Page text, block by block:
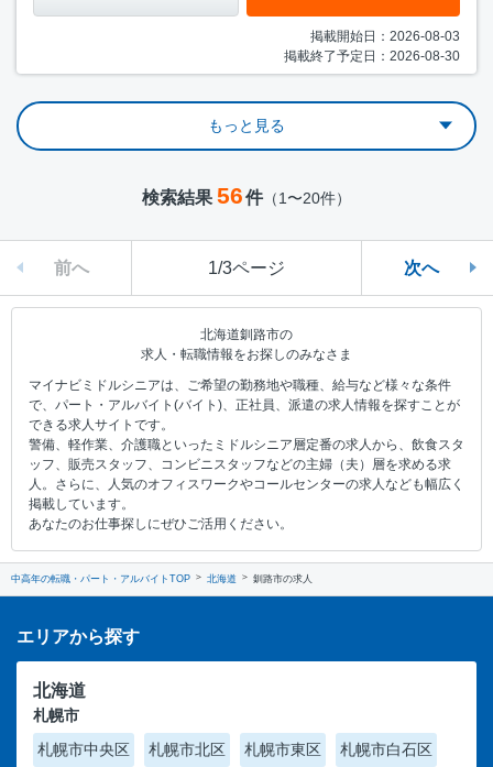
掲載開始日：2026-08-03
掲載終了予定日：2026-08-30
もっと見る
検索結果 56件（1〜20件）
前へ 1/3ページ 次へ
北海道釧路市の
求人・転職情報をお探しのみなさま
マイナビミドルシニアは、ご希望の勤務地や職種、給与など様々な条件
で、パート・アルバイト(バイト)、正社員、派遣の求人情報を探すことが
できる求人サイトです。
警備、軽作業、介護職といったミドルシニア層定番の求人から、飲食スタ
ッフ、販売スタッフ、コンビニスタッフなどの主婦（夫）層を求める求
人。さらに、人気のオフィスワークやコールセンターの求人なども幅広く
掲載しています。
あなたのお仕事探しにぜひご活用ください。
中高年の転職・パート・アルバイトTOP 北海道 釧路市の求人
エリアから探す
北海道
札幌市
札幌市中央区
札幌市北区 札幌市東区 札幌市白石区